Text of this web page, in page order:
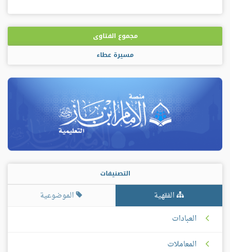
مجموع الفتاوى
مسيرة عطاء
التصنيفات
الفقهية
الموضوعية
العبادات
المعاملات